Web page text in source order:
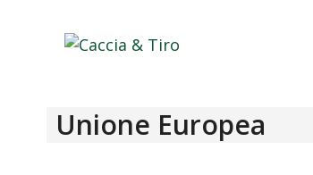
Unione Europea